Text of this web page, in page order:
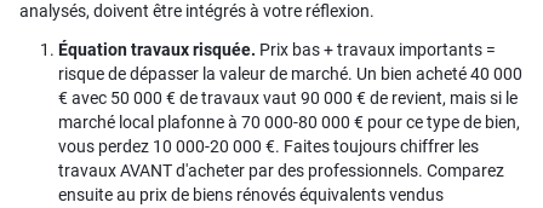
analysés, doivent être intégrés à votre réflexion.
Équation travaux risquée. Prix bas + travaux importants =
risque de dépasser la valeur de marché. Un bien acheté 40 000
€ avec 50 000 € de travaux vaut 90 000 € de revient, mais si le
marché local plafonne à 70 000-80 000 € pour ce type de bien,
vous perdez 10 000-20 000 €. Faites toujours chiffrer les
travaux AVANT d'acheter par des professionnels. Comparez
ensuite au prix de biens rénovés équivalents vendus